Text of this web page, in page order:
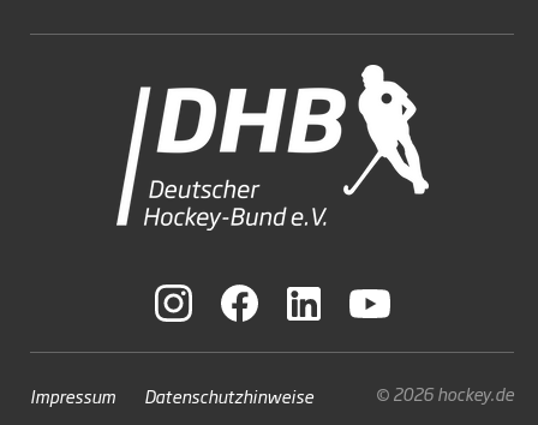
Impressum Datenschutzhinweise © 2026 hockey.de